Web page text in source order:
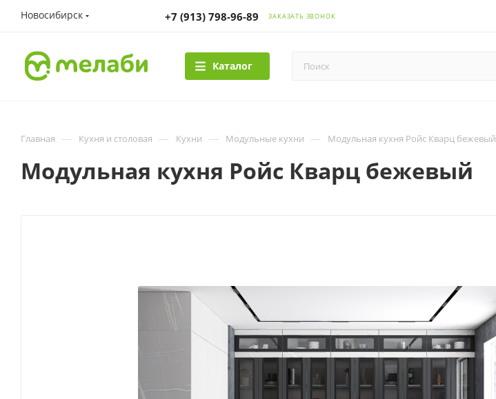
Новосибирск +7 (913) 798-96-89 ЗАКАЗАТЬ ЗВОНОК
Каталог
Главная — Кухня и столовая — Кухни — Модульные кухни — Модульная кухня Ройс Кварц бежевый
Модульная кухня Ройс Кварц бежевый